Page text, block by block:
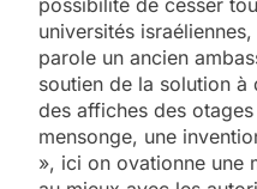
possibilité de cesser
universités
parole un ancien
soutien de la solution à
des affiches des
mensonge, une
», ici on ovationne une